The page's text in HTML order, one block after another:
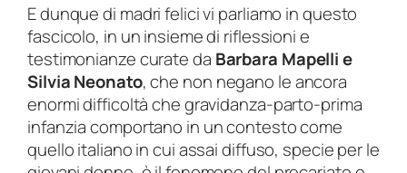
E dunque di madri felici vi parliamo in questo
fascicolo, in un insieme di riflessioni e
testimonianze curate da Barbara Mapelli e
Silvia Neonato, che non negano le ancora
enormi difficoltà che gravidanza-parto-prima
infanzia comportano in un contesto come
quello italiano in cui assai diffuso, specie per le